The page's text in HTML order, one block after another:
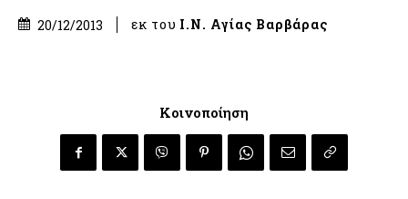
20/12/2013 εκ του Ι.Ν. Αγίας Βαρβάρας
Κοινοποίηση